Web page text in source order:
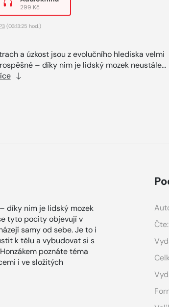
299 Kč
(03:13:25 hod.)
a úzkost jsou z evolučního hlediska velmi
– díky nim je lidský mozek neustále...
díky nim je lidský mozek
tyto pocity objevují v
samy od sebe. Je to i
k tělu a vybudovat si s
poznáte téma
i ve složitých
Čte: